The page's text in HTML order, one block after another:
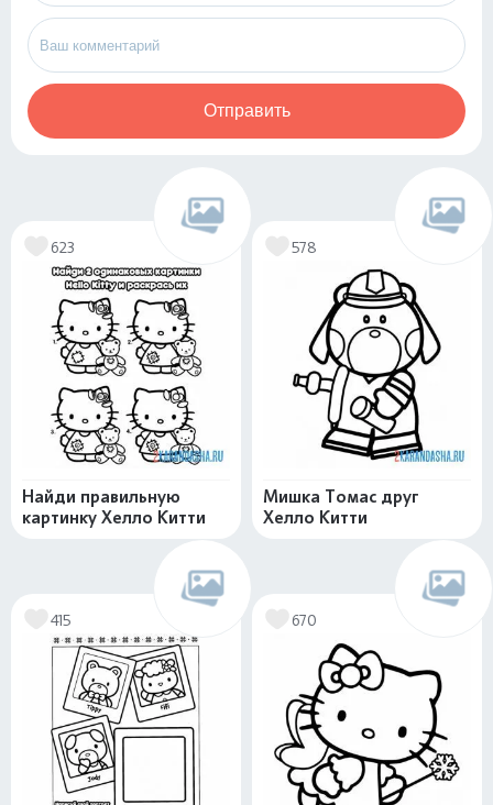
Отправить
623
Найди правильную
картинку Хелло Китти
578
Мишка Томас друг
Хелло Китти
415 670